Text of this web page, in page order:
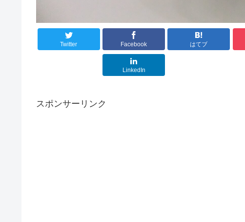
Twitter Facebook はてブ
LinkedIn
スポンサーリンク